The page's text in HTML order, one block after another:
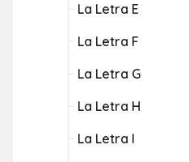
La Letra E
La Letra F
La Letra G
La Letra H
La Letra I